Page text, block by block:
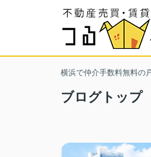
横浜で仲介手数料無料の
ブログトップ